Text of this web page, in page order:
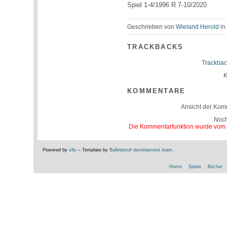
Spiel 1-4/1996 R 7-10/2020
Geschrieben vonWieland Herold in
TRACKBACKS
KOMMENTARE
Ansicht der
Die Kommentarfunktion wurde
Powered by s9y– Template by Bulletproof development team
Home Spiele Bücher